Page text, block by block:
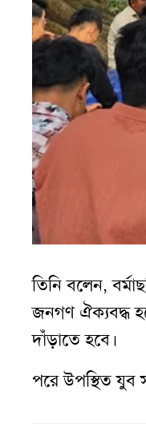
তিনি বলেন,
জনগণ ঐক্যবদ্ধ
দাঁড়াতে হবে।
পরে উপস্থিত যুব